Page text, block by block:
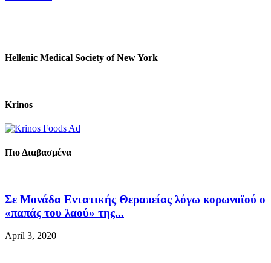
Hellenic Medical Society of New York
Krinos
Πιο Διαβασμένα
Σε Μονάδα Εντατικής Θεραπείας λόγω κορωνοϊού ο
«παπάς του λαού» της...
April 3, 2020